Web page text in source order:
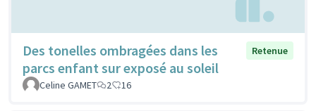
Des tonelles ombragées dans les
parcs enfant sur exposé au soleil
Retenue
Celine GAMET 2 16